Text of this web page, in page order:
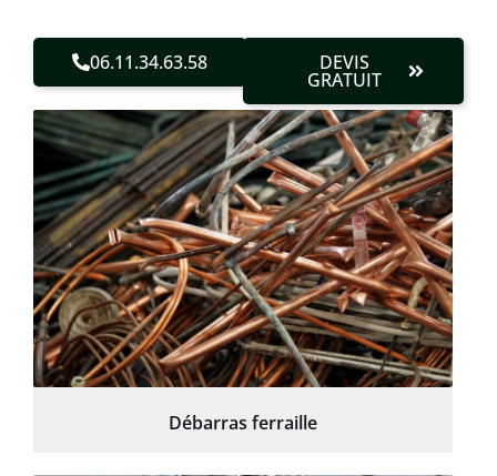
06.11.34.63.58 DEVIS
GRATUIT
Débarras ferraille